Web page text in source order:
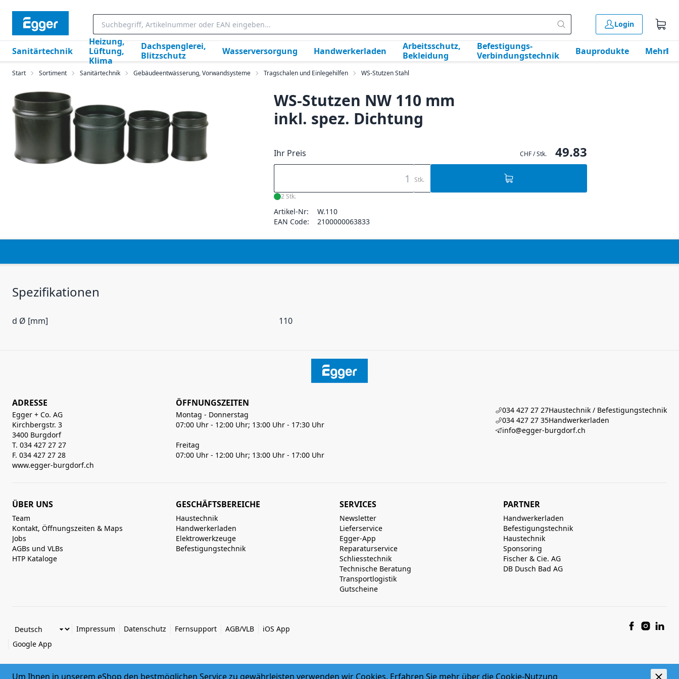
Login
Sanitärtechnik
Heizung,
Lüftung,
Klima
Dachspenglerei,
Blitzschutz
Wasserversorgung Handwerkerladen
Arbeitsschutz,
Bekleidung
Befestigungs-
Verbindungstechnik
Bauprodukte Mehr
Start Sortiment Sanitärtechnik Gebäudeentwässerung, Vorwandsysteme Tragschalen und Einlegehilfen WS-Stutzen Stahl
WS-Stutzen NW 110 mm
inkl. spez. Dichtung
Ihr Preis CHF / Stk. 49.83
Stk.
2 Stk.
Artikel-Nr:
W.110
EAN Code:
2100000063833
Spezifikationen
d Ø [mm] 110
ADRESSE
Egger + Co. AG
Kirchbergstr. 3
3400 Burgdorf
T. 034 427 27 27
F. 034 427 27 28
www.egger-burgdorf.ch
ÖFFNUNGSZEITEN
Montag - Donnerstag
07:00 Uhr - 12:00 Uhr; 13:00 Uhr - 17:30 Uhr
Freitag
07:00 Uhr - 12:00 Uhr; 13:00 Uhr - 17:00 Uhr
034 427 27 27Haustechnik / Befestigungstechnik
034 427 27 35Handwerkerladen
info@egger-burgdorf.ch
ÜBER UNS
Team
Kontakt, Öffnungszeiten & Maps
Jobs
AGBs und VLBs
HTP Kataloge
GESCHÄFTSBEREICHE
Haustechnik
Handwerkerladen
Elektrowerkzeuge
Befestigungstechnik
SERVICES
Newsletter
Lieferservice
Egger-App
Reparaturservice
Schliesstechnik
Technische Beratung
Transportlogistik
Gutscheine
PARTNER
Handwerkerladen
Befestigungstechnik
Haustechnik
Sponsoring
Fischer & Cie. AG
DB Dusch Bad AG
Impressum Datenschutz Fernsupport AGB/VLB
iOS App
Google App
© 2026 Egger + Co. AG powered by polynorm
Um Ihnen in unserem eShop den bestmöglichen Service zu gewährleisten verwenden wir Cookies. Erfahren Sie mehr über die Cookie-Nutzung